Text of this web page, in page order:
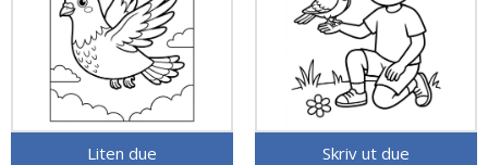
Liten due Skriv ut due